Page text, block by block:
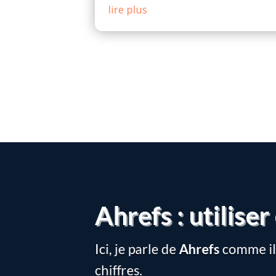
lire plus
Ahrefs : utiliser
Ici, je parle deAhrefscomme
chiffres.